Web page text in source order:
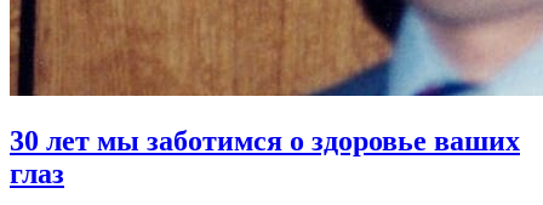
30 лет мы заботимся о здоровье ваших
глаз